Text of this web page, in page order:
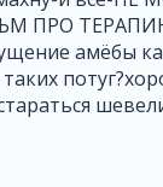
ПРО
амёбы